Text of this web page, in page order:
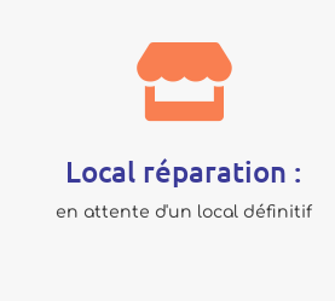

Local réparation :
en attente d'un local définitif